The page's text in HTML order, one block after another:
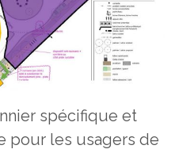
spécifique et
pour les usagers de